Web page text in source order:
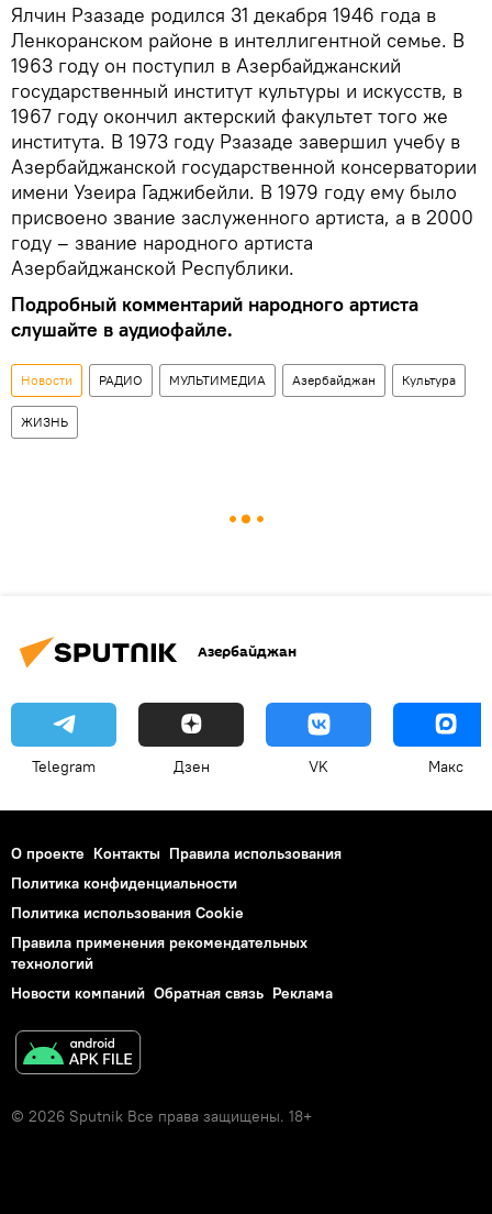
Ялчин Рзазаде родился 31 декабря 1946 года в
Ленкоранском районе в интеллигентной семье. В
1963 году он поступил в Азербайджанский
государственный институт культуры и искусств, в
1967 году окончил актерский факультет того же
института. В 1973 году Рзазаде завершил учебу в
Азербайджанской государственной консерватории
имени Узеира Гаджибейли. В 1979 году ему было
присвоено звание заслуженного артиста, а в 2000
году – звание народного артиста
Азербайджанской Республики.
Подробный комментарий народного артиста
слушайте в аудиофайле.
Новости РАДИО МУЛЬТИМЕДИА Азербайджан Культура
ЖИЗНЬ
Азербайджан
Telegram Дзен VK Макс
О проекте Контакты Правила использования
Политика конфиденциальности
Политика использования Cookie
Правила применения рекомендательных
технологий
Новости компаний Обратная связь Реклама
© 2026 Sputnik Все права защищены. 18+